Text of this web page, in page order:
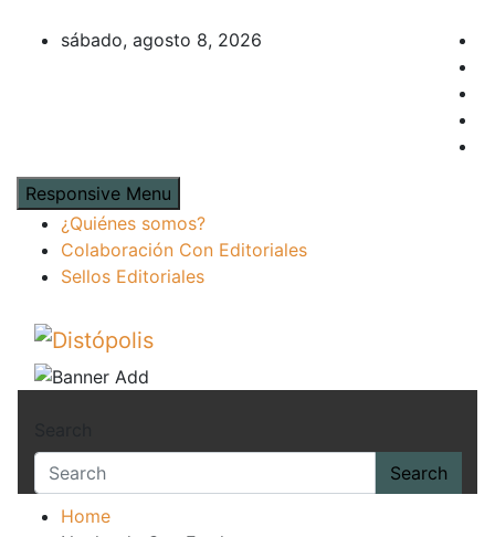
sábado, agosto 8, 2026
Responsive Menu
¿Quiénes somos?
Colaboración Con Editoriales
Sellos Editoriales
Distópolis
Novedades & Reseñas Sobre Literatura
Search
Home